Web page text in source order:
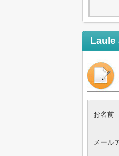
Laule
お名前
メール